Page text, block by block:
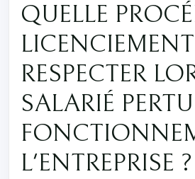
QUELLE
RESPECTER
SALARIÉ
L'ENTREPRISE ?